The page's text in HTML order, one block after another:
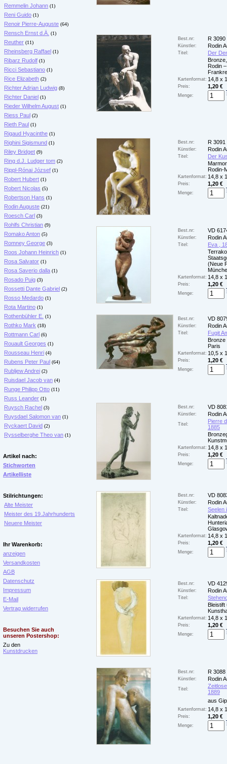
Remmelin Johann (1)
Reni Guido (1)
Renoir Pierre-Auguste (64)
Rensch Ernst d.Ä. (1)
Reuther (11)
Rheinsberg Raffael (1)
Ribarz Rudolf (1)
Ricci Sebastiano (1)
Rice Elizabeth (2)
Richter Adrian Ludwig (8)
Richter Daniel (1)
Rieder Wilhelm August (1)
Riess Paul (2)
Rieth Paul (1)
Rigaud Hyacinthe (1)
Righini Sigismund (1)
Riley Bridget (9)
Ring d.J. Ludger tom (2)
Rippl-Rónai József (1)
Robert Hubert (1)
Robert Nicolas (5)
Robertson Hans (1)
Rodin Auguste (21)
Roesch Carl (3)
Rohlfs Christian (9)
Romako Anton (5)
Romney George (3)
Roos Johann Heinrich (1)
Rosa Salvator (1)
Rosa Saverio dalla (1)
Rosado Puig (3)
Rossetti Dante Gabriel (2)
Rosso Medardo (1)
Rota Martino (1)
Rothenbühler E. (1)
Rothko Mark (18)
Rottmann Carl (6)
Rouault Georges (1)
Rousseau Henri (4)
Rubens Peter Paul (64)
Rubljew Andrei (2)
Ruisdael Jacob van (4)
Runge Philipp Otto (11)
Russ Leander (1)
Ruysch Rachel (3)
Ruysdael Salomon van (1)
Ryckaert David (2)
Rysselberghe Theo van (1)
Artikel nach:
Stichworten
Artikelliste
Stilrichtungen:
Alte Meister
Meister des 19.Jahrhunderts
Neuere Meister
Ihr Warenkorb:
anzeigen
Versandkosten
AGB
Datenschutz
Impressum
E-Mail
Vertrag widerrufen
Besuchen Sie auch
unseren Postershop:
Zu den
Kunstdrucken
Best.nr: R 3090
Künstler: Rodin
Titel:
Der
Rodin
Kartenformat: 14,8 x
Preis: 1,20 €
Menge:
Best.nr: R 3091
Künstler: Rodin
Titel:
Der
Marmor
Rodin-
Kartenformat: 14,8 x
Preis: 1,20 €
Menge:
Best.nr: VD
Künstler: Rodin
Titel:
Eva ,
(Neue
Kartenformat: 14,8 x
Preis: 1,20 €
Menge:
Best.nr: VD
Künstler: Rodin
Titel:
Fugit
Bronze
Paris
Kartenformat: 10,5 x
Preis: 1,20 €
Menge:
Best.nr: VD
Künstler: Rodin
Titel:
Pierre
1885
Kartenformat: 14,8 x
Preis: 1,20 €
Menge:
Best.nr: VD
Künstler: Rodin
Titel:
Seelen
Kartenformat: 14,8 x
Preis: 1,20 €
Menge:
Best.nr: VD
Künstler: Rodin
Titel:
Bleistift
Kartenformat: 14,8 x
Preis: 1,20 €
Menge:
Best.nr: R 3088
Künstler: Rodin
Titel:
1889
aus
Kartenformat: 14,8 x
Preis: 1,20 €
Menge: